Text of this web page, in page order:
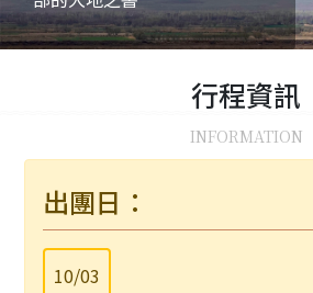
行程資訊
INFORMATION
出團日：
10/03